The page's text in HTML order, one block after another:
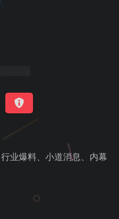
业爆料、小道消息、内幕